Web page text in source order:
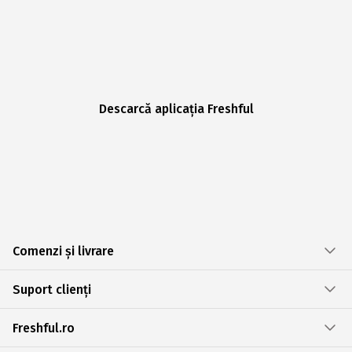
Descarcă aplicația Freshful
Comenzi și livrare
Suport clienți
Freshful.ro